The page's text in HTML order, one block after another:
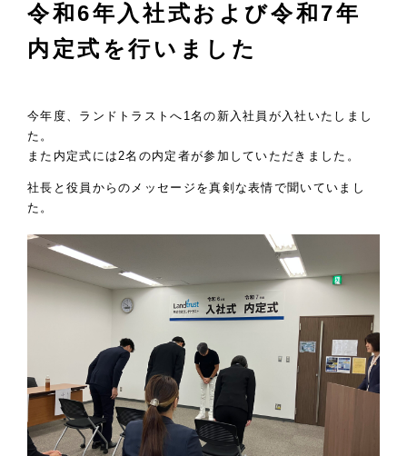
令和6年入社式および令和7年
内定式を行いました
今年度、ランドトラストへ1名の新入社員が入社いたしまし
た。
また内定式には2名の内定者が参加していただきました。
社長と役員からのメッセージを真剣な表情で聞いていまし
た。